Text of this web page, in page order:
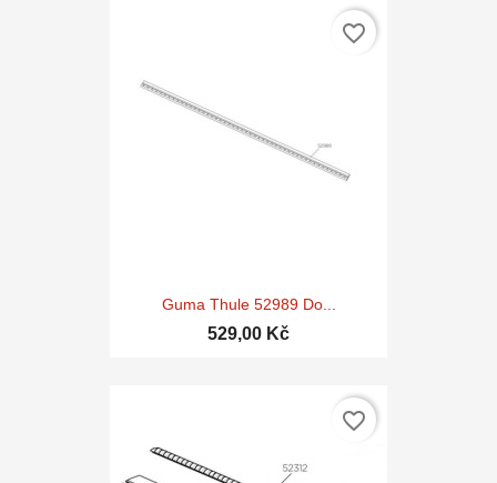
Guma Thule 52989 Do...
529,00 Kč
favorite_border
favorite_border